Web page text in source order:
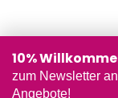
10%
zum Newsletter
Angebote!